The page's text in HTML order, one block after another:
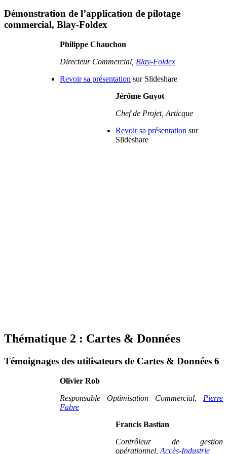
Démonstration de l’application de pilotage
commercial, Blay-Foldex
Philippe Chauchon
Directeur Commercial, Blay-Foldex
Revoir sa présentation sur Slideshare
Jérôme Guyot
Chef de Projet, Articque
Revoir sa présentation sur
Slideshare
Thématique 2 : Cartes & Données
Témoignages des utilisateurs de Cartes & Données 6
Olivier Rob
Responsable Optimisation Commercial, Pierre
Fabre
Francis Bastian
Contrôleur de gestion
opérationnel, Accès-Industrie